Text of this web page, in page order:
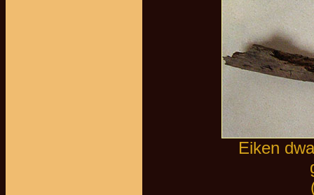
Eiken